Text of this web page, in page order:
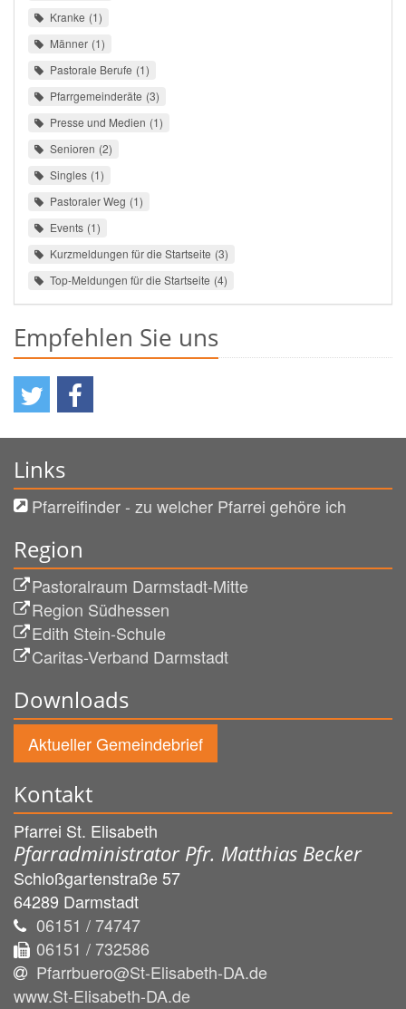
Kranke 1
Männer 1
Pastorale Berufe 1
Pfarrgemeinderäte 3
Presse und Medien 1
Senioren 2
Singles 1
Pastoraler Weg 1
Events 1
Kurzmeldungen für die Startseite 3
Top-Meldungen für die Startseite 4
Empfehlen Sie uns
Links
Pfarreifinder - zu welcher Pfarrei gehöre ich
Region
Pastoralraum Darmstadt-Mitte
Region Südhessen
Edith Stein-Schule
Caritas-Verband Darmstadt
Downloads
Aktueller Gemeindebrief
Kontakt
Pfarrei St. Elisabeth
Pfarradministrator Pfr. Matthias Becker
Schloßgartenstraße 57
64289 Darmstadt
06151 / 74747
06151 / 732586
Pfarrbuero@St-Elisabeth-DA.de
www.St-Elisabeth-DA.de